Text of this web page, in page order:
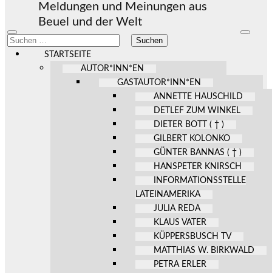
Meldungen und Meinungen aus
Beuel und der Welt
Mobile-
Menü
ein-/ausblenden
Suchen
nach:
STARTSEITE
AUTOR*INN*EN
GASTAUTOR*INN*EN
ANNETTE HAUSCHILD
DETLEF ZUM WINKEL
DIETER BOTT ( † )
GILBERT KOLONKO
GÜNTER BANNAS ( † )
HANSPETER KNIRSCH
INFORMATIONSSTELLE
LATEINAMERIKA
JULIA REDA
KLAUS VATER
KÜPPERSBUSCH TV
MATTHIAS W. BIRKWALD
PETRA ERLER